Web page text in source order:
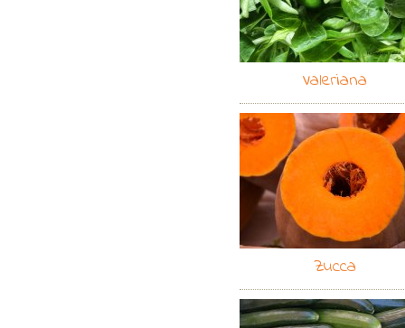
Valeriana
Zucca